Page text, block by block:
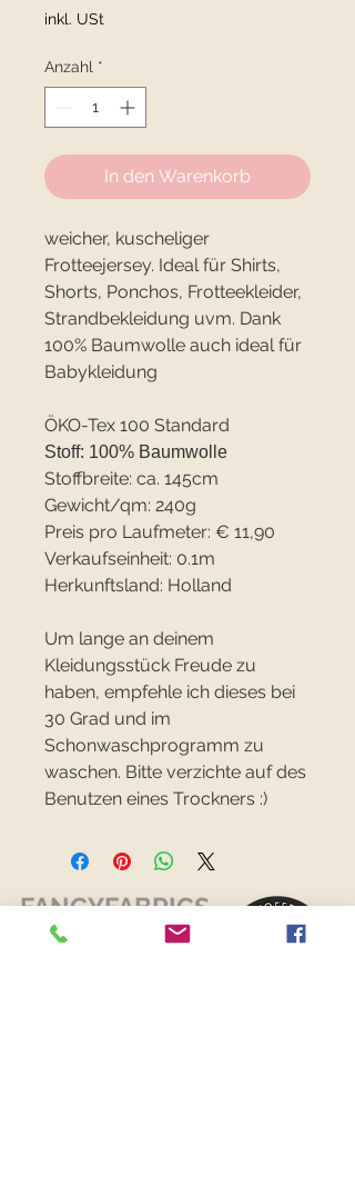
€ 1,19
Meter
inkl. USt
Anzahl *
In den Warenkorb
weicher, kuscheliger
Frotteejersey. Ideal für Shirts,
Shorts, Ponchos, Frotteekleider,
Strandbekleidung uvm. Dank
100% Baumwolle auch ideal für
Babykleidung
ÖKO-Tex 100 Standard
Stoff: 100% Baumwolle
Stoffbreite: ca. 145cm
Gewicht/qm: 240g
Preis pro Laufmeter: € 11,90
Verkaufseinheit: 0.1m
Herkunftsland: Holland
Um lange an deinem
Kleidungsstück Freude zu
haben, empfehle ich dieses bei
30 Grad und im
Schonwaschprogramm zu
waschen. Bitte verzichte auf des
Benutzen eines Trockners :)
FANCYFABRICS